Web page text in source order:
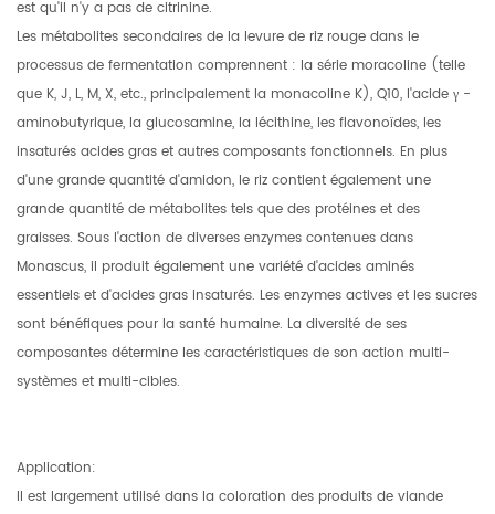
est qu'il n'y a pas de citrinine.
Les métabolites secondaires de la levure de riz rouge dans le
processus de fermentation comprennent : la série moracoline (telle
que K, J, L, M, X, etc., principalement la monacoline K), Q10, l'acide γ -
aminobutyrique, la glucosamine, la lécithine, les flavonoïdes, les
insaturés acides gras et autres composants fonctionnels. En plus
d'une grande quantité d'amidon, le riz contient également une
grande quantité de métabolites tels que des protéines et des
graisses. Sous l'action de diverses enzymes contenues dans
Monascus, il produit également une variété d'acides aminés
essentiels et d'acides gras insaturés. Les enzymes actives et les sucres
sont bénéfiques pour la santé humaine. La diversité de ses
composantes détermine les caractéristiques de son action multi-
systèmes et multi-cibles.
Application:
Il est largement utilisé dans la coloration des produits de viande